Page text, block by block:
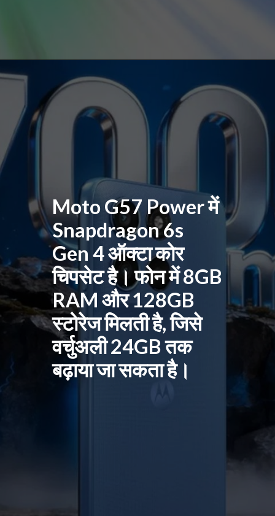
Moto G57 Power में
Snapdragon 6s
Gen 4 ऑक्टा कोर
चिपसेट है। फोन में 8GB
RAM और 128GB
स्टोरेज मिलती है, जिसे
वर्चुअली 24GB तक
बढ़ाया जा सकता है।